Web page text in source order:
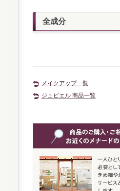
全成分
メイクアップ一覧
ジュピエル 商品一覧